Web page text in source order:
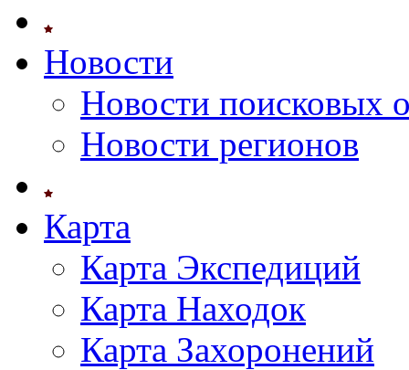
Новости
Новости поисковых
Новости регионов
Карта
Карта Экспедиций
Карта Находок
Карта Захоронений